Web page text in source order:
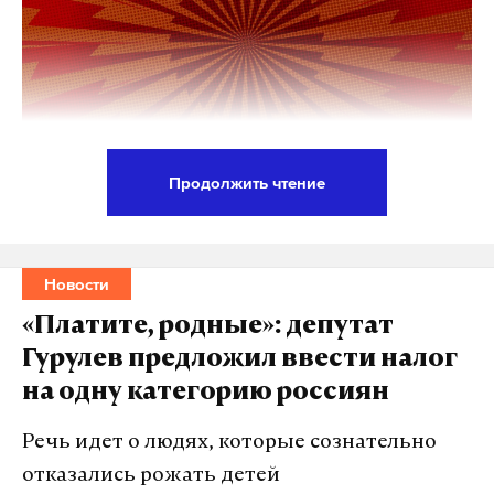
«некоторые идеи» касательно того, как может
выглядеть
украинского конфликта.
Во время встречи представители США услышали
от российской стороны предложения по Украине,
Продолжить чтение
Новости
«Платите, родные»: депутат
Гурулев предложил ввести налог
на одну категорию россиян
Речь идет о людях, которые сознательно
отказались рожать детей